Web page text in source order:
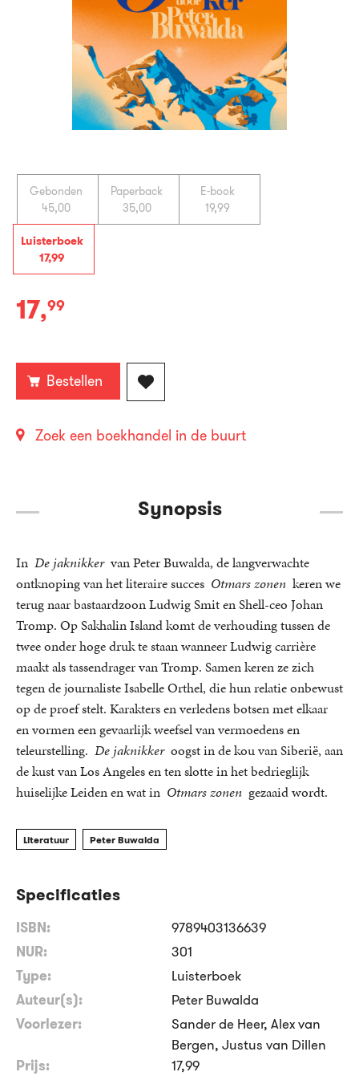
Gebonden
45,00
Paperback
35,00
E-book
19,99
Luisterboek
17,99
Luisterboek:
17,99
Bestellen
Zoek een boekhandel in de buurt
Synopsis
In De jaknikkervan Peter Buwalda, de langverwachte
ontknoping van het literaire succes Otmars zonen keren we
terug naar bastaardzoon Ludwig Smit en Shell-ceo Johan
Tromp. Op Sakhalin Island komt de verhouding tussen de
twee onder hoge druk te staan wanneer Ludwig carrière
maakt als tassendrager van Tromp. Samen keren ze zich
tegen de journaliste Isabelle Orthel, die hun relatie onbewust
op de proef stelt. Karakters en verledens botsen met elkaar
en vormen een gevaarlijk weefsel van vermoedens en
teleurstelling. De jaknikkeroogst in de kou van Siberië, aan
de kust van Los Angeles en ten slotte in het bedrieglijk
huiselijke Leiden en wat in Otmars zonen gezaaid wordt.
Literatuur Peter Buwalda
Specificaties
ISBN:
9789403136639
NUR:
301
Type:
Luisterboek
Auteur(s):
Peter Buwalda
Voorlezer:
Sander de Heer, Alex van
Bergen, Justus van Dillen
Prijs:
17,99